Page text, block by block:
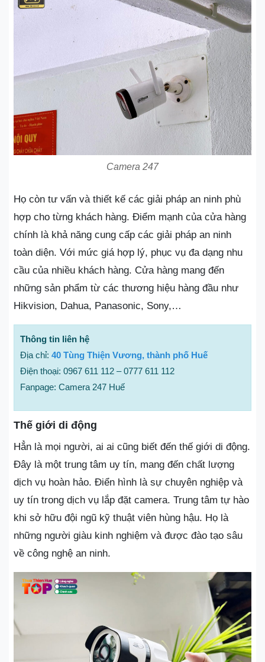
Camera 247
Họ còn tư vấn và thiết kế các giải pháp an ninh phù
hợp cho từng khách hàng. Điểm mạnh của cửa hàng
chính là khả năng cung cấp các giải pháp an ninh
toàn diện. Với mức giá hợp lý, phục vụ đa dạng nhu
cầu của nhiều khách hàng. Cửa hàng mang đến
những sản phẩm từ các thương hiệu hàng đầu như
Hikvision, Dahua, Panasonic, Sony,…
Thông tin liên hệ
Địa chỉ: 40 Tùng Thiện Vương, thành phố Huế
Điện thoại: 0967 611 112 – 0777 611 112
Fanpage: Camera 247 Huế
Thế giới di động
Hẳn là mọi người, ai ai cũng biết đến thế giới di động.
Đây là một trung tâm uy tín, mang đến chất lượng
dịch vụ hoàn hảo. Điển hình là sự chuyên nghiệp và
uy tín trong dịch vụ lắp đặt camera. Trung tâm tự hào
khi sở hữu đội ngũ kỹ thuật viên hùng hậu. Họ là
những người giàu kinh nghiệm và được đào tạo sâu
về công nghệ an ninh.